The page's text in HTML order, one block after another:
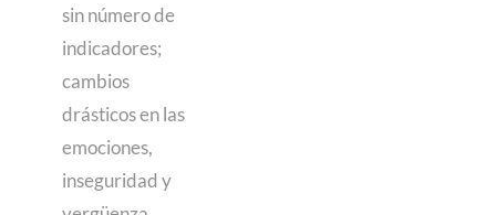
sin número de
indicadores;
cambios
drásticos en las
emociones,
inseguridad y